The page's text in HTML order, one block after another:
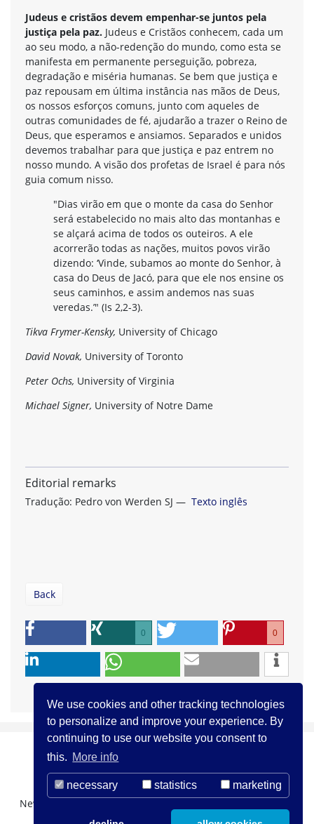
We use cookies and other tracking technologies
to personalize and improve your experience. By
continuing to use our website you consent to
this. More info
necessary statistics marketing
Judeus e cristãos devem empenhar-se juntos pela
justiça pela paz. Judeus e Cristãos conhecem, cada um
ao seu modo, a não-redenção do mundo, como esta se
manifesta em permanente perseguição, pobreza,
degradação e miséria humanas. Se bem que justiça e
paz repousam em última instância nas mãos de Deus,
os nossos esforços comuns, junto com aqueles de
outras comunidades de fé, ajudarão a trazer o Reino de
Deus, que esperamos e ansiamos. Separados e unidos
devemos trabalhar para que justiça e paz entrem no
nosso mundo. A visão dos profetas de Israel é para nós
guia comum nisso.
"Dias virão em que o monte da casa do Senhor
será estabelecido no mais alto das montanhas e
se alçará acima de todos os outeiros. A ele
acorrerão todas as nações, muitos povos virão
dizendo: ‘Vinde, subamos ao monte do Senhor, à
casa do Deus de Jacó, para que ele nos ensine os
seus caminhos, e assim andemos nas suas
veredas.’" (Is 2,2-3).
Tikva Frymer-Kensky, University of Chicago
David Novak, University of Toronto
Peter Ochs, University of Virginia
Michael Signer, University of Notre Dame
Editorial remarks
Tradução: Pedro von Werden SJ — Texto inglês
Back
0 0
Newsletter Registration